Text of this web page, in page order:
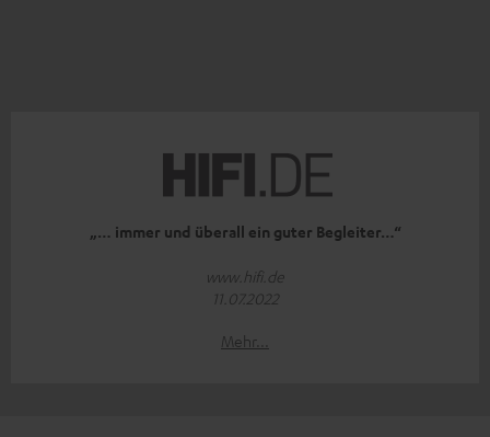
„… immer und überall ein guter Begleiter…“
www.hifi.de
11.07.2022
Mehr...